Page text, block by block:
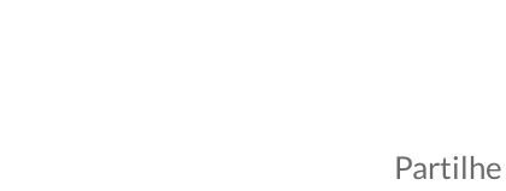
Partilhe